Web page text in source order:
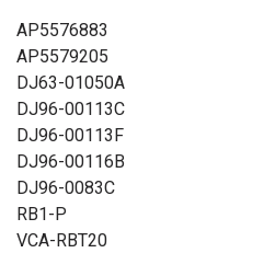
AP5576883
AP5579205
DJ63-01050A
DJ96-00113C
DJ96-00113F
DJ96-00116B
DJ96-0083C
RB1-P
VCA-RBT20